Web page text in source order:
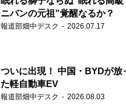
ニバンの元祖”覚醒なるか？
報道部畑中デスク 2026.07.17
ついに出現！ 中国・BYDが放
た軽自動車EV
報道部畑中デスク 2026.08.03